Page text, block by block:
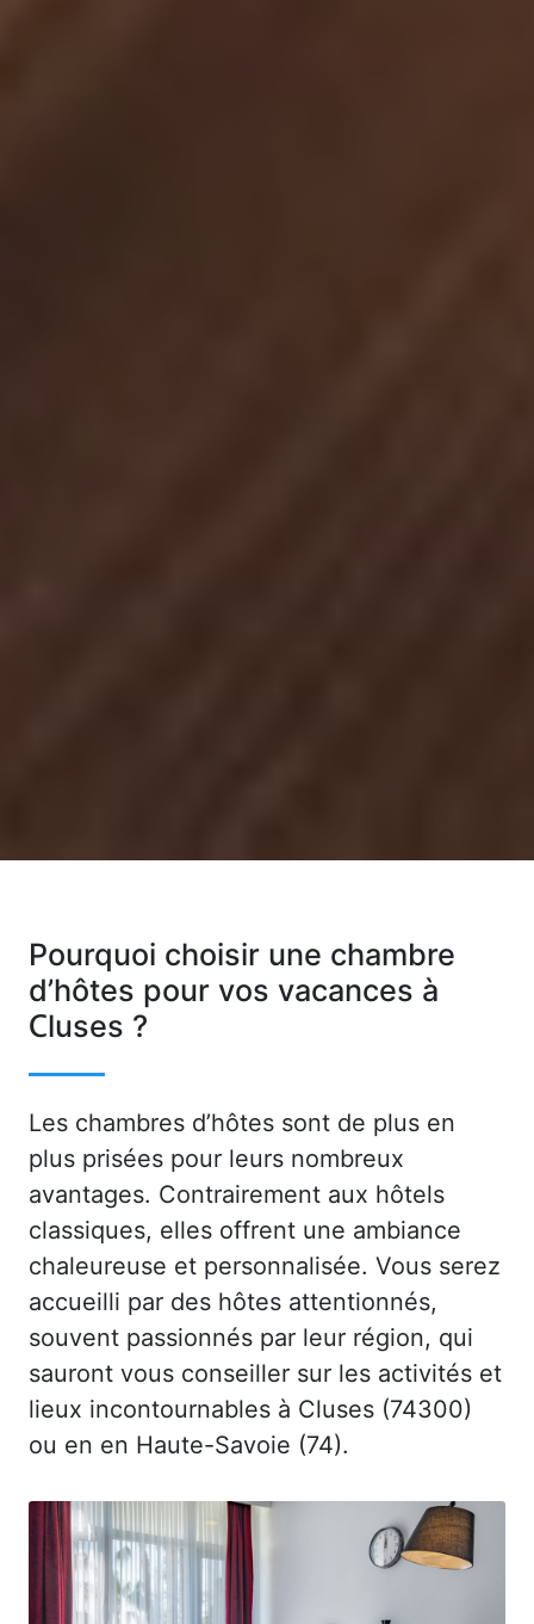
Pourquoi choisir une chambre
d’hôtes pour vos vacances à
Cluses ?
Les chambres d’hôtes sont de plus en
plus prisées pour leurs nombreux
avantages. Contrairement aux hôtels
classiques, elles offrent une ambiance
chaleureuse et personnalisée. Vous serez
accueilli par des hôtes attentionnés,
souvent passionnés par leur région, qui
sauront vous conseiller sur les activités et
lieux incontournables à Cluses (74300)
ou en en Haute-Savoie (74).